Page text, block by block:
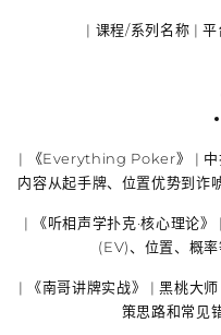
| 课程/系列名称 |
| 《Everything Poker》
| 中
内容从起手牌、位置优势到诈
| 《听相声学扑克·核心理论》
(EV)、 位置、 概率
| 《南哥讲牌实战》
| 黑桃大
策思路和常见